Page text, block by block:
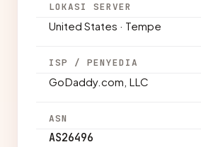
LOKASI SERVER
United States · Tempe
ISP / PENYEDIA
GoDaddy.com, LLC
ASN
AS26496